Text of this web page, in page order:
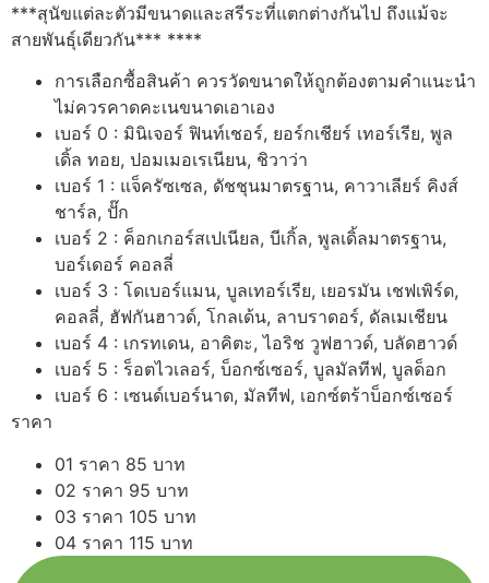
***สุนัขแต่ละตัวมีขนาดและสรีระที่แตกต่างกันไป ถึงแม้จะ
สายพันธุ์เดียวกัน*** ****
การเลือกซื้อสินค้า ควรวัดขนาดให้ถูกต้องตามคำแนะนำ
ไม่ควรคาดคะเนขนาดเอาเอง
เบอร์ 0 : มินิเจอร์ ฟินท์เชอร์, ยอร์กเชียร์ เทอร์เรีย, พูล
เดิ้ล ทอย, ปอมเมอเรเนียน, ชิวาว่า
เบอร์ 1 : แจ็ครัซเซล, ดัชชุนมาตรฐาน, คาวาเลียร์ คิงส์
ชาร์ล, ปั๊ก
เบอร์ 2 : ค็อกเกอร์สเปเนียล, บีเกิ้ล, พูลเดิ้ลมาตรฐาน,
บอร์เดอร์ คอลลี่
เบอร์ 3 : โดเบอร์แมน, บูลเทอร์เรีย, เยอรมัน เชฟเพิร์ด,
คอลลี่, ฮัฟกันฮาวด์, โกลเด้น, ลาบราดอร์, ดัลเมเชียน
เบอร์ 4 : เกรทเดน, อาคิตะ, ไอริช วูฟฮาวด์, บลัดฮาวด์
เบอร์ 5 : ร็อตไวเลอร์, บ็อกซ์เซอร์, บูลมัลทีฟ, บูลด็อก
เบอร์ 6 : เซนด์เบอร์นาด, มัลทีฟ, เอกซ์ตร้าบ็อกซ์เซอร์
ราคา
01 ราคา 85 บาท
02 ราคา 95 บาท
03 ราคา 105 บาท
04 ราคา 115 บาท